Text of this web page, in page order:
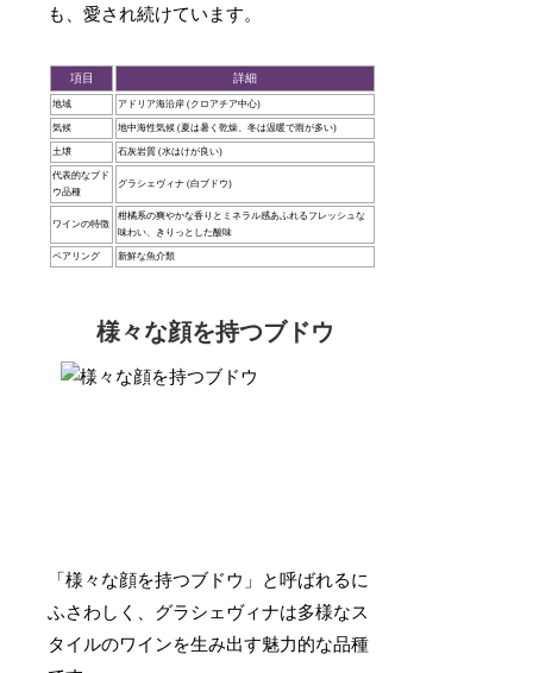
も、愛され続けています。
項目 詳細
地域 アドリア海沿岸 (クロアチア中心)
気候 地中海性気候 (夏は暑く乾燥、冬は温暖で雨が多い)
土壌 石灰岩質 (水はけが良い)
代表的なブド
ウ品種
グラシェヴィナ (白ブドウ)
ワインの特徴
柑橘系の爽やかな香りとミネラル感あふれるフレッシュな
味わい、きりっとした酸味
ペアリング 新鮮な魚介類
様々な顔を持つブドウ
「様々な顔を持つブドウ」と呼ばれるに
ふさわしく、グラシェヴィナは多様なス
タイルのワインを生み出す魅力的な品種